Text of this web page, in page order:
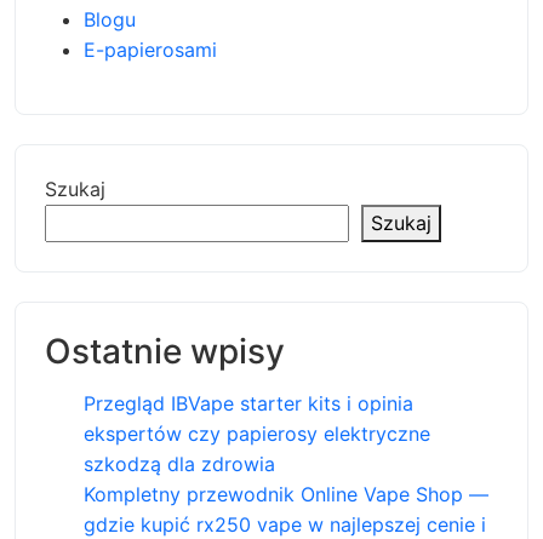
Blogu
E-papierosami
Szukaj
Szukaj
Ostatnie wpisy
Przegląd IBVape starter kits i opinia
ekspertów czy papierosy elektryczne
szkodzą dla zdrowia
Kompletny przewodnik Online Vape Shop —
gdzie kupić rx250 vape w najlepszej cenie i